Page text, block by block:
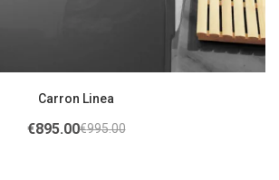
Carron Linea
€995.00
€895.00